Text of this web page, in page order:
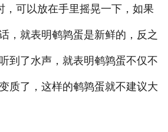
可以放在手里摇晃一下，如果
，就表明鹌鹑蛋是新鲜的，反之
到了水声，就表明鹌鹑蛋不仅不
质了，这样的鹌鹑蛋就不建议大